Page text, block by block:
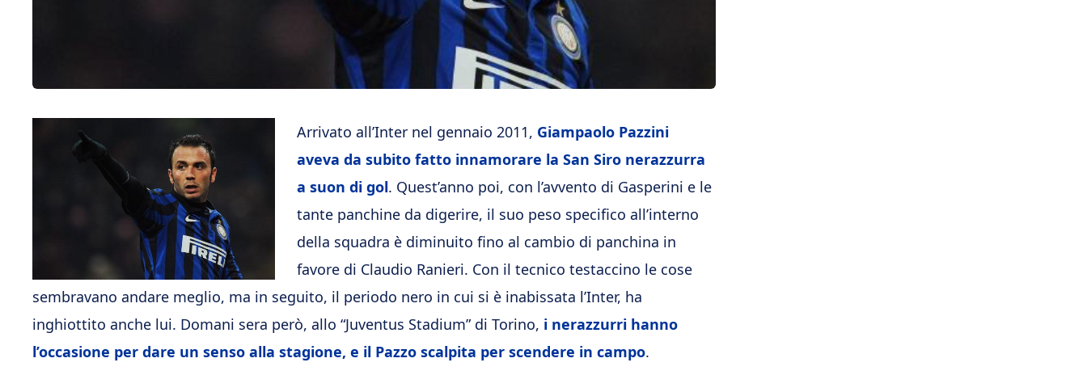
Arrivato all’Inter nel gennaio 2011, Giampaolo Pazzini
aveva da subito fatto innamorare la San Siro nerazzurra
a suon di gol. Quest’anno poi, con l’avvento di Gasperini e le
tante panchine da digerire, il suo peso specifico all’interno
della squadra è diminuito fino al cambio di panchina in
favore di Claudio Ranieri. Con il tecnico testaccino le cose
sembravano andare meglio, ma in seguito, il periodo nero in cui si è inabissata l’Inter, ha
inghiottito anche lui. Domani sera però, allo “Juventus Stadium” di Torino, i nerazzurri hanno
l’occasione per dare un senso alla stagione, e il Pazzo scalpita per scendere in campo.